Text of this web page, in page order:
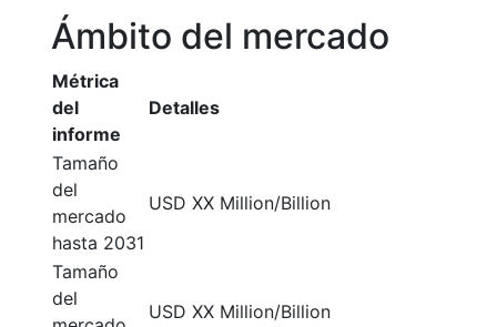
Ámbito del mercado
Métrica
del
informe
Detalles
Tamaño
del
mercado
hasta 2031
USD XX Million/Billion
Tamaño
del
USD XX Million/Billion